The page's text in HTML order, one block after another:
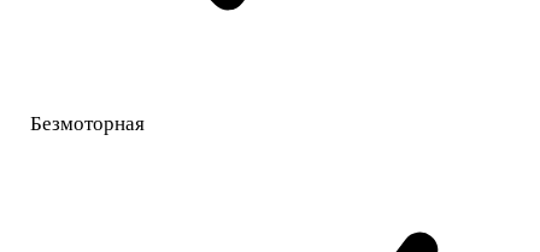
Безмоторная